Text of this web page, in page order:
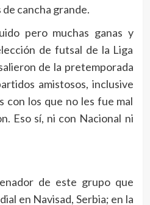
cancha grande.
pero muchas ganas y
de futsal de la Liga
de la pretemporada
amistosos, inclusive
con los que no les fue mal
Eso sí, ni con Nacional ni
de este grupo que
en Navisad, Serbia; en la